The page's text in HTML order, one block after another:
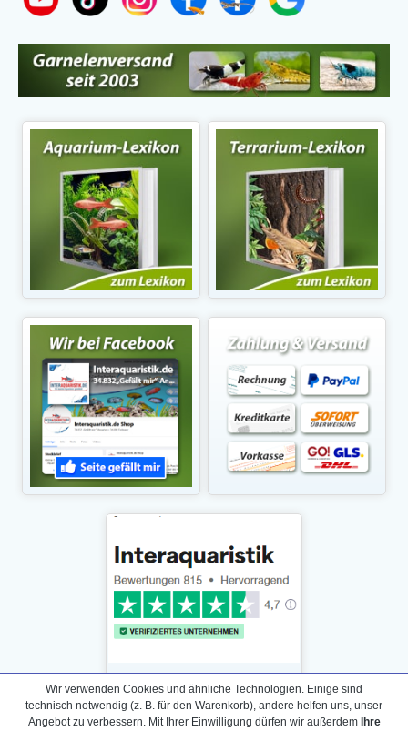
Wir verwenden Cookies und ähnliche Technologien. Einige sind
technisch notwendig (z. B. für den Warenkorb), andere helfen uns, unser
Angebot zu verbessern. Mit Ihrer Einwilligung dürfen wir außerdem Ihre